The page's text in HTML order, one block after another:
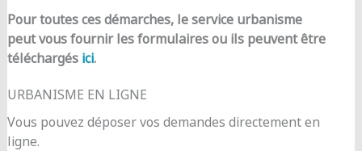
Pour toutes ces démarches, le service urbanisme
peut vous fournir les formulaires ou ils peuvent être
téléchargés ici.
URBANISME EN LIGNE
Vous pouvez déposer vos demandes directement en
ligne.